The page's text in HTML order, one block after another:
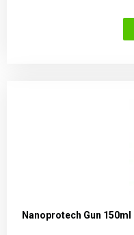
Nanoprotech Gun 150ml